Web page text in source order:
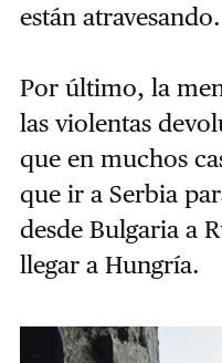
están atravesando.
Por último, la
las violentas
que en muchos
que ir a Serbia
desde Bulgaria a
llegar a Hungría.